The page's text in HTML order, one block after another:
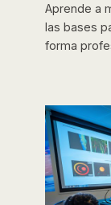
Aprende a
las bases
forma